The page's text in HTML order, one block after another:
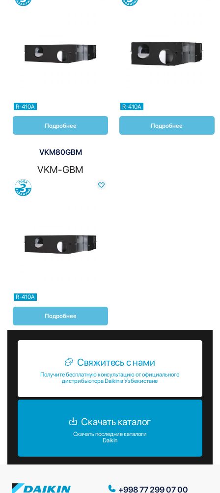
R-410A
Подробнее
R-410A
Подробнее
VKM80GBM
VKM-GBM
R-410A
Подробнее
Свяжитесь с нами
Получите бесплатную консультацию от официального
дистрибьютора Daikin в Узбекистане
Скачать каталог
Скачать последние каталоги
Daikin
+998 77 299 07 00